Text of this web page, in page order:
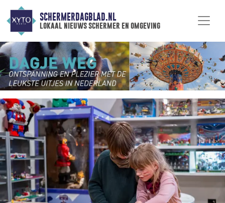
SCHERMERDAGBLAD.NL
lokaal nieuws schermer en omgeving